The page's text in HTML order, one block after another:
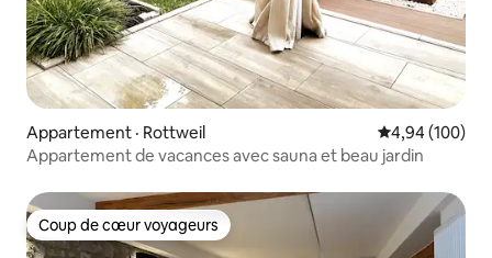
Appartement · Rottweil Note
4,94 (100)
Appartement de vacances avec sauna et beau jardin
Coup de cœur voyageurs
Coup de cœur voyageurs